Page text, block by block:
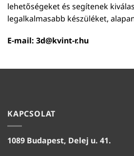
lehetőségeket és segítenek
legalkalmasabb készüléket,
E-mail: 3d@kvint-r.hu
KAPCSOLAT
1089 Budapest, Delej u. 41.